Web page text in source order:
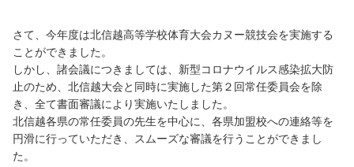
さて、今年度は北信越高等学校体育大会カヌー競技会を実施する
ことができました。
しかし、諸会議につきましては、新型コロナウイルス感染拡大防
止のため、北信越大会と同時に実施した第２回常任委員会を除
き、全て書面審議により実施いたしました。
北信越各県の常任委員の先生を中心に、各県加盟校への連絡等を
円滑に行っていただき、スムーズな審議を行うことができまし
た。